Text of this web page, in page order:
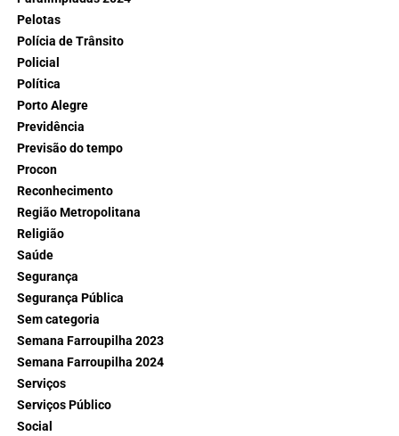
Pelotas
Polícia de Trânsito
Policial
Política
Porto Alegre
Previdência
Previsão do tempo
Procon
Reconhecimento
Região Metropolitana
Religião
Saúde
Segurança
Segurança Pública
Sem categoria
Semana Farroupilha 2023
Semana Farroupilha 2024
Serviços
Serviços Público
Social